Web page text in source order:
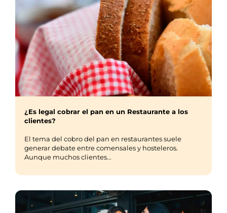
¿Es legal cobrar el pan en un Restaurante a los
clientes?
El tema del cobro del pan en restaurantes suele
generar debate entre comensales y hosteleros.
Aunque muchos clientes...